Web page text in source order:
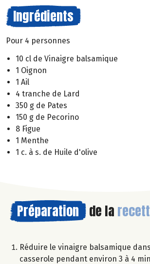
Ingrédients
Pour 4 personnes
10 cl de Vinaigre balsamique
1 Oignon
1 Ail
4 tranche de Lard
350 g de Pates
150 g de Pecorino
8 Figue
1 Menthe
1 c. à s. de Huile d'olive
Préparation de la
Réduire le vinaigre balsamique
casserole pendant environ 3 à 4